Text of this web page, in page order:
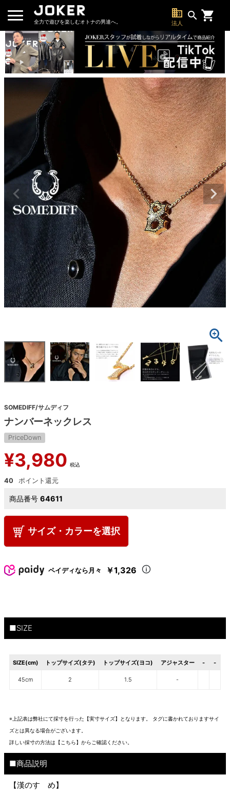
全力で遊びを楽しむオトナの男達へ。
business
法人
search
SOMEDIFF/サムディフ
ナンバーネックレス
PriceDown
¥3,980 税込
40
商品番号 64611
サイズ・カラーを選択
ペイディなら月々 ￥1,326
■SIZE
SIZE(cm) トップサイズ(タテ) トップサイズ(ヨコ) アジャスター - -
45cm 2 1.5 -
※上記表は弊社にて採寸を行った【実寸サイズ】となります。 タグに書かれておりますサイ
ズとは異なる場合がございます。
詳しい採寸の方法は 【こちら】から ご確認ください。
■商品説明
【漢のすゝめ】